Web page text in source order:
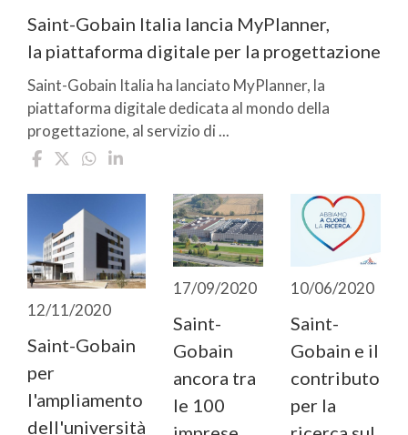
Saint-Gobain Italia lancia MyPlanner,
la piattaforma digitale per la progettazione
Saint-Gobain Italia ha lanciato MyPlanner, la
piattaforma digitale dedicata al mondo della
progettazione, al servizio di ...
12/11/2020
Saint-Gobain
per
l'ampliamento
dell'università
17/09/2020
Saint-
Gobain
ancora tra
le 100
10/06/2020
Saint-
Gobain e il
contributo
per la